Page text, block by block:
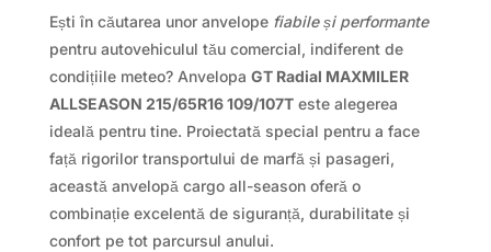
Ești în căutarea unor anvelope fiabile și performante
pentru autovehiculul tău comercial, indiferent de
condițiile meteo? Anvelopa GT Radial MAXMILER
ALLSEASON 215/65R16 109/107Teste alegerea
ideală pentru tine. Proiectată special pentru a face
față rigorilor transportului de marfă și pasageri,
această anvelopă cargo all-season oferă o
combinație excelentă de siguranță, durabilitate și
confort pe tot parcursul anului.